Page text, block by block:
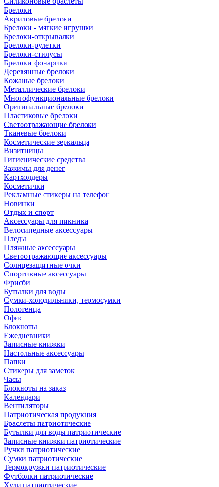
Брелоки
Акриловые брелоки
Брелоки - мягкие игрушки
Брелоки-открывалки
Брелоки-рулетки
Брелоки-стилусы
Брелоки-фонарики
Деревянные брелоки
Кожаные брелоки
Металлические брелоки
Многофункциональные брелоки
Оригинальные брелоки
Пластиковые брелоки
Светоотражающие брелоки
Тканевые брелоки
Косметические зеркальца
Визитницы
Гигиенические средства
Зажимы для денег
Картхолдеры
Косметички
Рекламные стикеры на телефон
Новинки
Отдых и спорт
Аксессуары для пикника
Велосипедные аксессуары
Пледы
Пляжные аксессуары
Светоотражающие аксессуары
Солнцезащитные очки
Спортивные аксессуары
Фрисби
Бутылки для воды
Сумки-холодильники, термосумки
Полотенца
Офис
Блокноты
Ежедневники
Записные книжки
Настольные аксессуары
Папки
Стикеры для заметок
Часы
Блокноты на заказ
Календари
Вентиляторы
Патриотическая продукция
Браслеты патриотические
Бутылки для воды патриотические
Записные книжки патриотические
Ручки патриотические
Сумки патриотические
Термокружки патриотические
Футболки патриотические
Худи патриотические